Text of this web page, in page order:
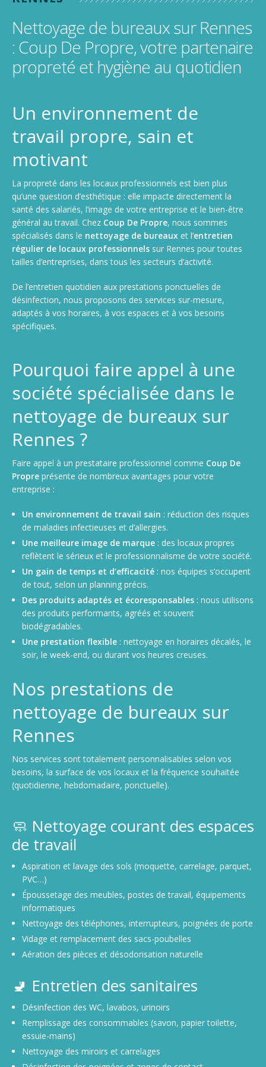
Nettoyage de camions, poids lourds et utilitaires
Nettoyage de gymnase, salle de sport, stade
Nettoyage de bureaux sur Rennes
: Coup De Propre, votre partenaire
propreté et hygiène au quotidien
Un environnement de
travail propre, sain et
motivant
La propreté dans les locaux professionnels est bien plus
qu’une question d’esthétique : elle impacte directement la
santé des salariés, l’image de votre entreprise et le bien-être
général au travail. Chez Coup De Propre, nous sommes
spécialisés dans le nettoyage de bureaux et l’entretien
régulier de locaux professionnels sur Rennes pour toutes
tailles d’entreprises, dans tous les secteurs d’activité.
De l’entretien quotidien aux prestations ponctuelles de
désinfection, nous proposons des services sur-mesure,
adaptés à vos horaires, à vos espaces et à vos besoins
spécifiques.
Pourquoi faire appel à une
société spécialisée dans le
nettoyage de bureaux sur
Rennes ?
Faire appel à un prestataire professionnel comme Coup De
Propre présente de nombreux avantages pour votre
entreprise :
Un environnement de travail sain : réduction des risques
de maladies infectieuses et d’allergies.
Une meilleure image de marque: des locaux propres
reflètent le sérieux et le professionnalisme de votre société.
Un gain de temps et d’efficacité: nos équipes s’occupent
de tout, selon un planning précis.
Des produits adaptés et écoresponsables: nous utilisons
des produits performants, agréés et souvent
biodégradables.
Une prestation flexible: nettoyage en horaires décalés, le
soir, le week-end, ou durant vos heures creuses.
Nos prestations de
nettoyage de bureaux sur
Rennes
Nos services sont totalement personnalisables selon vos
besoins, la surface de vos locaux et la fréquence souhaitée
(quotidienne, hebdomadaire, ponctuelle).
🧼 Nettoyage courant des espaces
de travail
Aspiration et lavage des sols (moquette, carrelage, parquet,
PVC…)
Époussetage des meubles, postes de travail, équipements
informatiques
Nettoyage des téléphones, interrupteurs, poignées de porte
Vidage et remplacement des sacs-poubelles
Aération des pièces et désodorisation naturelle
🚽 Entretien des sanitaires
Désinfection des WC, lavabos, urinoirs
Remplissage des consommables (savon, papier toilette,
essuie-mains)
Nettoyage des miroirs et carrelages